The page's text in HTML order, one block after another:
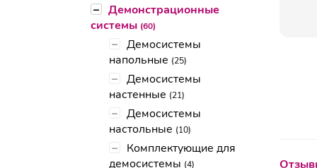
– Демонстрационные
системы (60)
– Демосистемы
напольные (25)
– Демосистемы
настенные (21)
– Демосистемы
настольные (10)
–
Комплектующие для
демосистемы (4)